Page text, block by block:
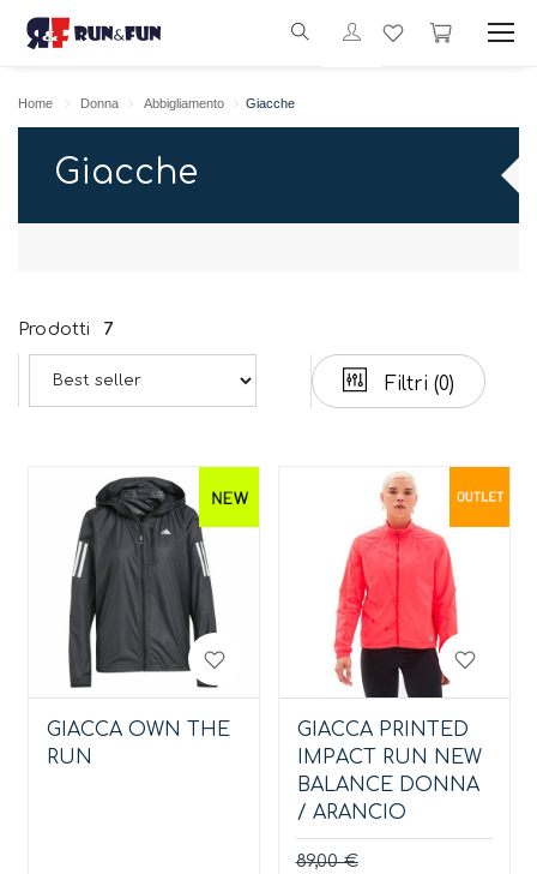
Home Donna Abbigliamento Giacche
Giacche
Prodotti 7
Filtri (0)
GIACCA OWN THE
RUN
GIACCA PRINTED
IMPACT RUN NEW
BALANCE DONNA
/ ARANCIO
89,00 €